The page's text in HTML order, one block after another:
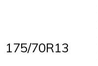
175/70R13